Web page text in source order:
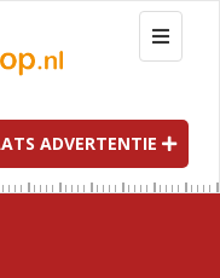
T
o
g
l
e
n
ADVERTENTIE